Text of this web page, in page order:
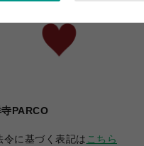
PARCO
に基づく表記は こちら